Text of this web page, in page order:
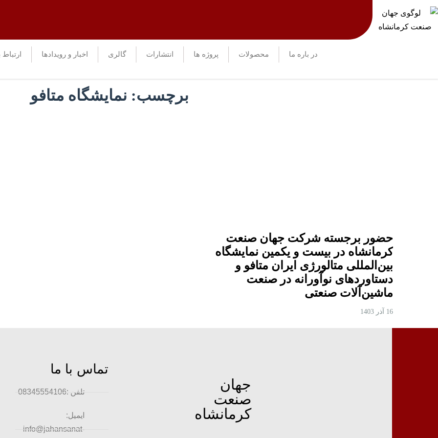
در باره ما محصولات پروژه ها انتشارات گالری اخبار و رویدادها ارتباط
برچسب: نمایشگاه متافو
حضور برجسته شرکت جهان صنعت
کرمانشاه در بیست و یکمین نمایشگاه
بین‌المللی متالورژی ایران متافو و
دستاوردهای نوآورانه در صنعت
ماشین‌آلات صنعتی
16 آذر 1403
جهان
صنعت
کرمانشاه
تماس با ما
تلفن :08345554106
ایمیل:
info@jahansanat-